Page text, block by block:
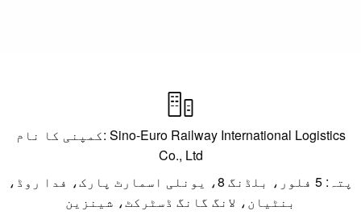

کمپنی کا نام: Sino-Euro Railway International Logistics
Co., Ltd
پتہ: 5 فلور، بلڈنگ 8، یونلی اسمارٹ پارک، فدا روڈ،
بنٹیان، لانگ گانگ ڈسٹرکٹ، شینزین